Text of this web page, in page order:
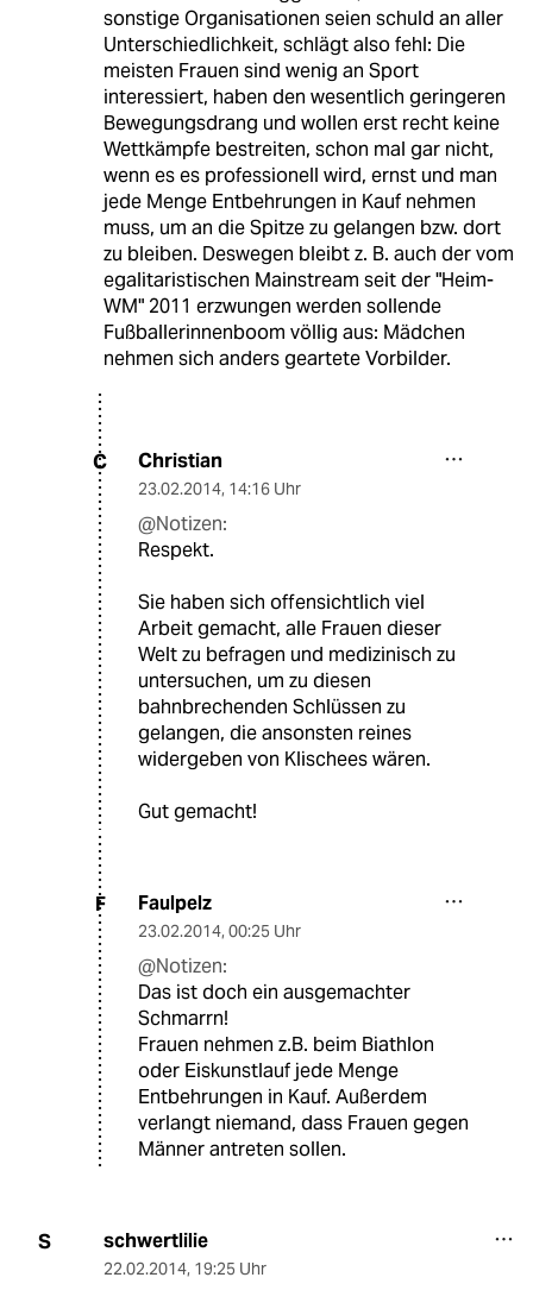
sonstige Organisationen seien schuld an aller
Unterschiedlichkeit, schlägt also fehl: Die
meisten Frauen sind wenig an Sport
interessiert, haben den wesentlich geringeren
Bewegungsdrang und wollen erst recht keine
Wettkämpfe bestreiten, schon mal gar nicht,
wenn es es professionell wird, ernst und man
jede Menge Entbehrungen in Kauf nehmen
muss, um an die Spitze zu gelangen bzw. dort
zu bleiben. Deswegen bleibt z. B. auch der vom
egalitaristischen Mainstream seit der "Heim-
WM" 2011 erzwungen werden sollende
Fußballerinnenboom völlig aus: Mädchen
nehmen sich anders geartete Vorbilder.
C Christian
23.02.2014, 14:16 Uhr
@Notizen:
Respekt.
Sie haben sich offensichtlich viel
Arbeit gemacht, alle Frauen dieser
Welt zu befragen und medizinisch zu
untersuchen, um zu diesen
bahnbrechenden Schlüssen zu
gelangen, die ansonsten reines
widergeben von Klischees wären.
Gut gemacht!
F Faulpelz
23.02.2014, 00:25 Uhr
@Notizen:
Das ist doch ein ausgemachter
Schmarrn!
Frauen nehmen z.B. beim Biathlon
oder Eiskunstlauf jede Menge
Entbehrungen in Kauf. Außerdem
verlangt niemand, dass Frauen gegen
Männer antreten sollen.
S schwertlilie
22.02.2014, 19:25 Uhr